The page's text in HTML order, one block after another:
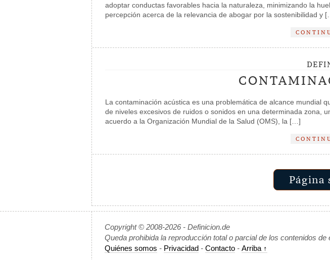
adoptar conductas favorables hacia la naturaleza, minimizando la
percepción acerca de la relevancia de abogar por la sostenibilidad y
La contaminación acústica es una problemática de alcance mundial
de niveles excesivos de ruidos o sonidos en una determinada zona,
acuerdo a la Organización Mundial de la Salud (OMS), la […]
Página
Copyright © 2008-2026 - Definicion.de
Queda prohibida la reproducción total o parcial de los contenidos de
Quiénes somos - Privacidad - Contacto - Arriba ↑